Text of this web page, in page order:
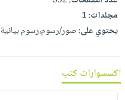
مجلدات:1
يحتوي على:صور/رسوم،رسوم بيانية
اكسسوارات كتب